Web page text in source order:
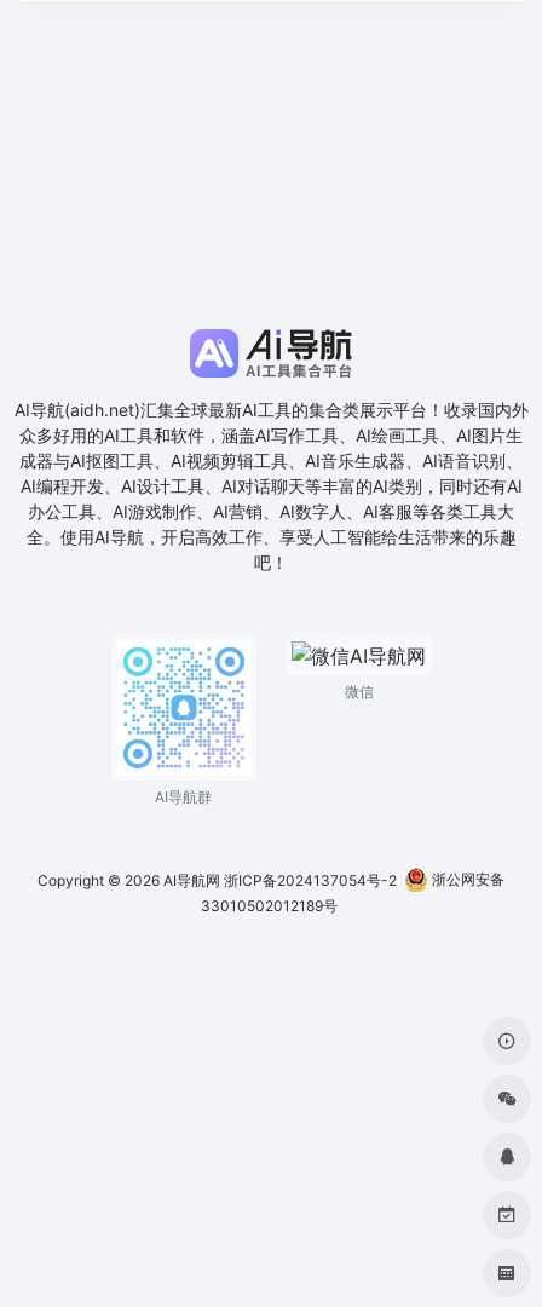
AI导航(aidh.net)汇集全球最新AI工具的集合类展示平台！收录国内外
众多好用的AI工具和软件，涵盖AI写作工具、AI绘画工具、AI图片生
成器与AI抠图工具、AI视频剪辑工具、AI音乐生成器、AI语音识别、
AI编程开发、AI设计工具、AI对话聊天等丰富的AI类别，同时还有AI
办公工具、AI游戏制作、AI营销、AI数字人、AI客服等各类工具大
全。使用AI导航，开启高效工作、享受人工智能给生活带来的乐趣
吧！
AI导航群
微信
Copyright © 2026 AI导航网 浙ICP备2024137054号-2
浙公网安备
33010502012189号